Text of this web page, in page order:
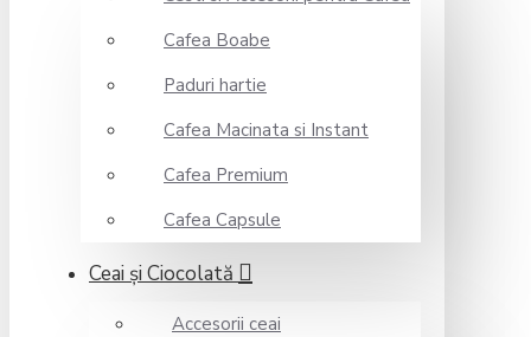
Cafea Boabe
Paduri hartie
Cafea Macinata si Instant
Cafea Premium
Cafea Capsule
Ceai şi Ciocolată
Accesorii ceai